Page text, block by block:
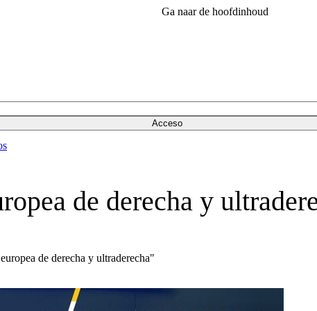
Ga naar de hoofdinhoud
Acceso
de derecha y
de derecha y ultraderecha"